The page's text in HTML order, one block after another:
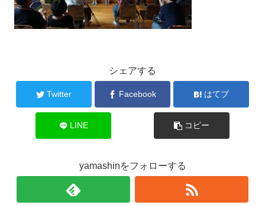
シェアする
Twitter Facebook はてブ
LINE コピー
yamashinをフォローする